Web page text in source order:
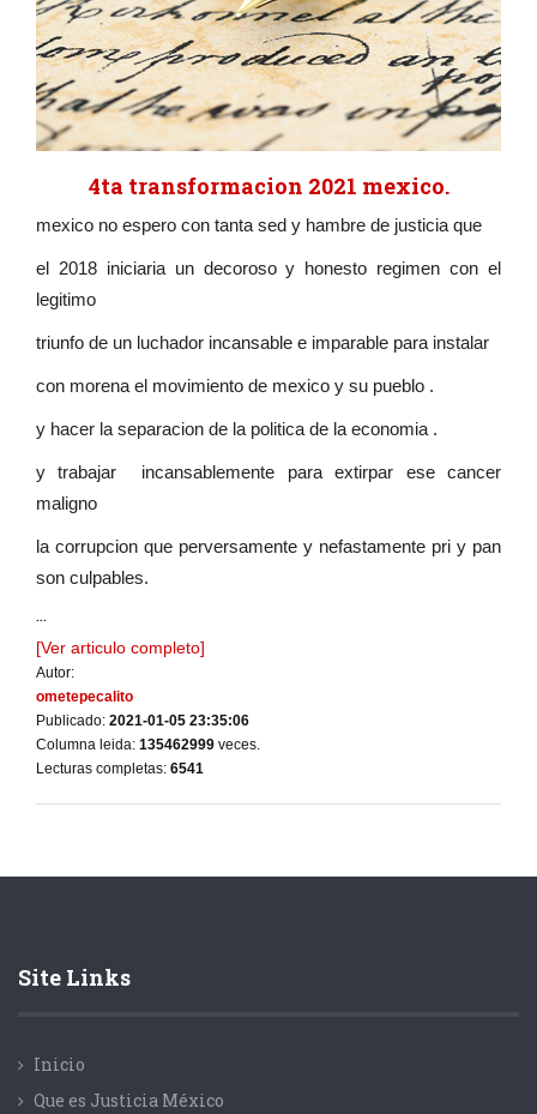
4ta transformacion 2021 mexico.
mexico no espero con tanta sed y hambre de justicia que
el 2018 iniciaria un decoroso y honesto regimen con el
legitimo
triunfo de un luchador incansable e imparable para instalar
con morena el movimiento de mexico y su pueblo .
y hacer la separacion de la politica de la economia .
y trabajar incansablemente para extirpar ese cancer
maligno
la corrupcion que perversamente y nefastamente pri y pan
son culpables.
...
[Ver articulo completo]
Autor:
ometepecalito
Publicado: 2021-01-05 23:35:06
Columna leida: 135462999 veces.
Lecturas completas: 6541
Site Links
Inicio
Que es Justicia México